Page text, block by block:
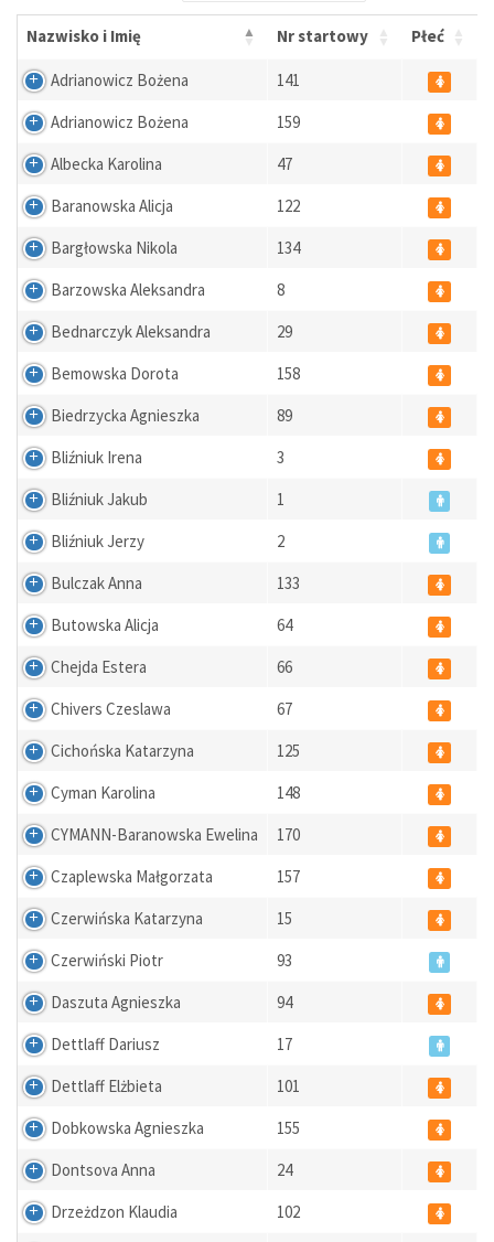
Nazwisko i Imię Nr startowy Płeć
Adrianowicz Bożena
141
Adrianowicz Bożena
159
Albecka Karolina
47
Baranowska Alicja
122
Bargłowska Nikola
134
Barzowska Aleksandra
8
Bednarczyk Aleksandra
29
Bemowska Dorota
158
Biedrzycka Agnieszka
89
Bliźniuk Irena
3
Bliźniuk Jakub
1
Bliźniuk Jerzy
2
Bulczak Anna
133
Butowska Alicja
64
Chejda Estera
66
Chivers Czeslawa
67
Cichońska Katarzyna
125
Cyman Karolina
148
CYMANN-Baranowska Ewelina
170
Czaplewska Małgorzata
157
Czerwińska Katarzyna
15
Czerwiński Piotr
93
Daszuta Agnieszka
94
Dettlaff Dariusz
17
Dettlaff Elżbieta
101
Dobkowska Agnieszka
155
Dontsova Anna
24
Drzeżdzon Klaudia
102